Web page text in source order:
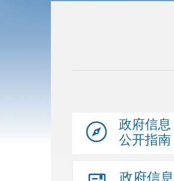
政府信息
公开指南
政府信息